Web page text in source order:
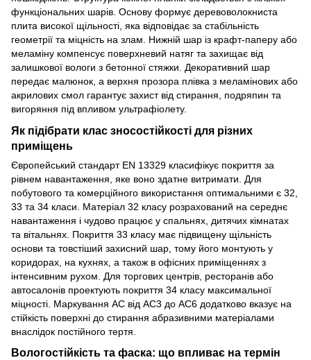
функціональних шарів. Основу формує деревоволокниста
плита високої щільності, яка відповідає за стабільність
геометрії та міцність на злам. Нижній шар із крафт-паперу або
меламіну компенсує поверхневий натяг та захищає від
залишкової вологи з бетонної стяжки. Декоративний шар
передає малюнок, а верхня прозора плівка з меламінових або
акрилових смол гарантує захист від стирання, подряпин та
вигоряння під впливом ультрафіолету.
Як підібрати клас зносостійкості для різних
приміщень
Європейський стандарт EN 13329 класифікує покриття за
рівнем навантаження, яке воно здатне витримати. Для
побутового та комерційного використання оптимальними є 32,
33 та 34 класи. Матеріал 32 класу розрахований на середнє
навантаження і чудово працює у спальнях, дитячих кімнатах
та вітальнях. Покриття 33 класу має підвищену щільність
основи та товстіший захисний шар, тому його монтують у
коридорах, на кухнях, а також в офісних приміщеннях з
інтенсивним рухом. Для торгових центрів, ресторанів або
автосалонів проектують покриття 34 класу максимальної
міцності. Маркування AC від AC3 до AC6 додатково вказує на
стійкість поверхні до стирання абразивними матеріалами
внаслідок постійного тертя.
Вологостійкість та фаска: що впливає на термін